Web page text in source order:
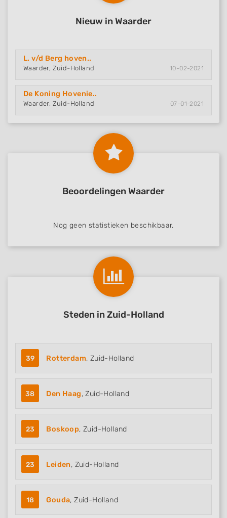
Nieuw in Waarder
L. v/d Berg hoven..
Waarder, Zuid-Holland 10-02-2021
De Koning Hovenie..
Waarder, Zuid-Holland 07-01-2021
Beoordelingen Waarder
Nog geen statistieken beschikbaar.
Steden in Zuid-Holland
39 Rotterdam, Zuid-Holland
38 Den Haag, Zuid-Holland
23 Boskoop, Zuid-Holland
23 Leiden, Zuid-Holland
18 Gouda, Zuid-Holland